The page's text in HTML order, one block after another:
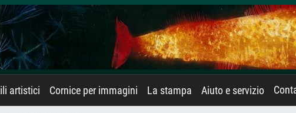
artistici Cornice per immagini La stampa Aiuto e servizio